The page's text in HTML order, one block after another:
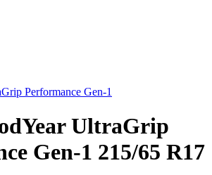
Performance Gen-1
UltraGrip
Gen-1 215/65 R17